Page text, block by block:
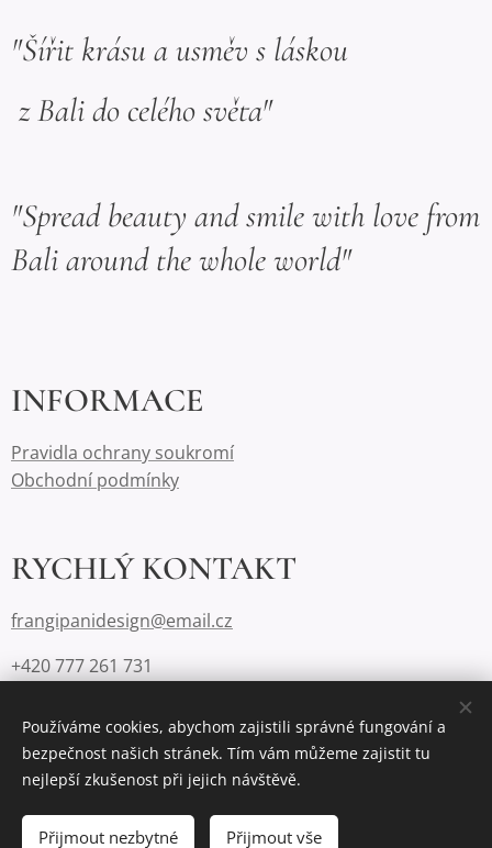
Do košíku
"Šířit krásu a usměv s láskou
z Bali do celého světa"
"Spread beauty and smile with love from
Bali around the whole world"
INFORMACE
Pravidla ochrany soukromí
Obchodní podmínky
RYCHLÝ KONTAKT
frangipanidesign@email.cz
+420 777 261 731
Cookies
Používáme cookies, abychom zajistili správné fungování a
bezpečnost našich stránek. Tím vám můžeme zajistit tu
nejlepší zkušenost při jejich návštěvě.
Přijmout nezbytné Přijmout vše